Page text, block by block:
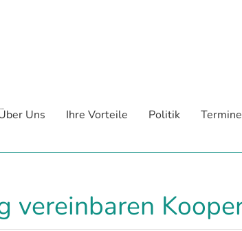
Uns Ihre Vorteile Politik Termine
vereinbaren